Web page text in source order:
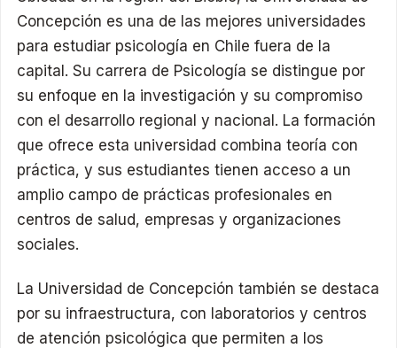
Concepción es una de las mejores universidades
para estudiar psicología en Chile fuera de la
capital. Su carrera de Psicología se distingue por
su enfoque en la investigación y su compromiso
con el desarrollo regional y nacional. La formación
que ofrece esta universidad combina teoría con
práctica, y sus estudiantes tienen acceso a un
amplio campo de prácticas profesionales en
centros de salud, empresas y organizaciones
sociales.
La Universidad de Concepción también se destaca
por su infraestructura, con laboratorios y centros
de atención psicológica que permiten a los